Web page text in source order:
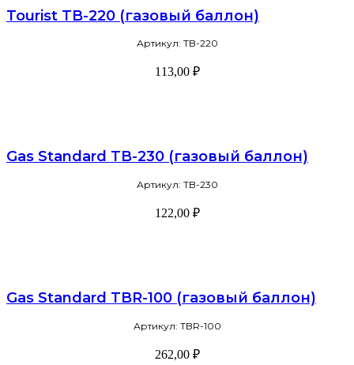
Tourist TB-220 (газовый баллон)
Артикул: TB-220
113,00 ₽
Gas Standard TB-230 (газовый баллон)
Артикул: TB-230
122,00 ₽
Gas Standard TBR-100 (газовый баллон)
Артикул: TBR-100
262,00 ₽